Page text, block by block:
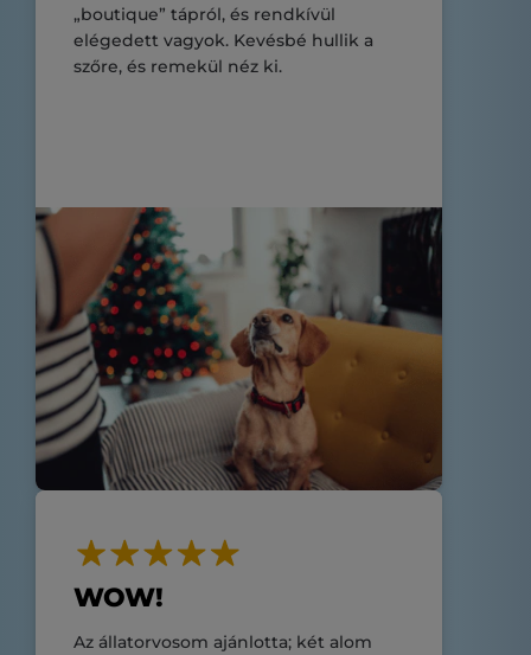
„boutique” tápról, és rendkívül
elégedett vagyok. Kevésbé hullik a
szőre, és remekül néz ki.
WOW!
Az állatorvosom ajánlotta; két alom